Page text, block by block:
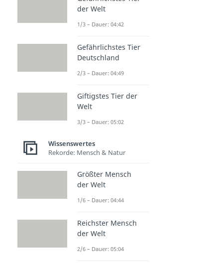
der Welt
1/3 – Dauer: 04:42
Gefährlichstes Tier
Deutschland
2/3 – Dauer: 04:49
Giftigstes Tier der
Welt
3/3 – Dauer: 05:02
Wissenswertes
Rekorde: Mensch & Natur
Größter Mensch
der Welt
1/6 – Dauer: 04:44
Reichster Mensch
der Welt
2/6 – Dauer: 05:04